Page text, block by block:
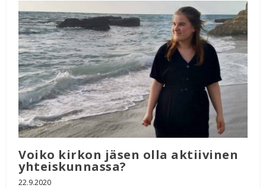
Voiko kirkon jäsen olla aktiivinen
yhteiskunnassa?
22.9.2020